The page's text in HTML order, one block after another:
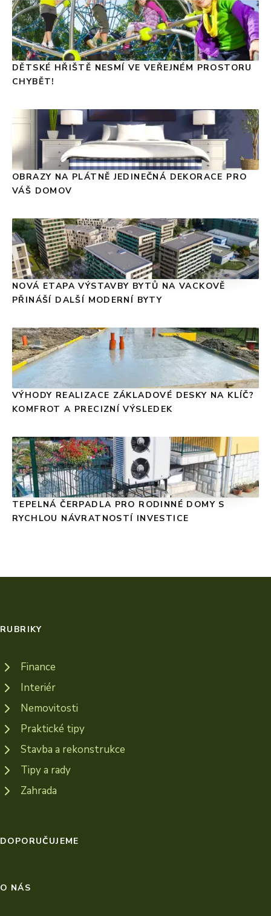
DĚTSKÉ HŘIŠTĚ NESMÍ VE VEŘEJNÉM PROSTORU
CHYBĚT!
OBRAZY NA PLÁTNĚ JEDINEČNÁ DEKORACE PRO
VÁŠ DOMOV
NOVÁ ETAPA VÝSTAVBY BYTŮ NA VACKOVĚ
PŘINÁŠÍ DALŠÍ MODERNÍ BYTY
VÝHODY REALIZACE ZÁKLADOVÉ DESKY NA KLÍČ?
KOMFROT A PRECIZNÍ VÝSLEDEK
TEPELNÁ ČERPADLA PRO RODINNÉ DOMY S
RYCHLOU NÁVRATNOSTÍ INVESTICE
RUBRIKY
Finance
Interiér
Nemovitosti
Praktické tipy
Stavba a rekonstrukce
Tipy a rady
Zahrada
DOPORUČUJEME
O NÁS